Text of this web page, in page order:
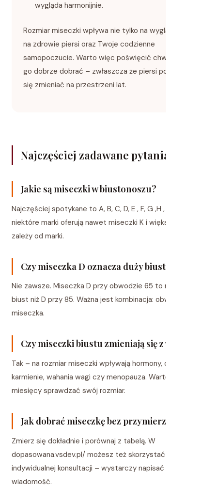
wygląda harmonijnie.
Rozmiar miseczki wpływa nie tylko na wygląd, ale i
na zdrowie piersi oraz Twoje codzienne
samopoczucie. Warto więc poświęcić chwilę, żeby
go dobrze dobrać – zwłaszcza że piersi potrafią
się zmieniać na przestrzeni lat.
Najczęściej zadawane pytania (FAQ)
Jakie są miseczki w biustonoszu?
Najczęściej spotykane to A, B, C, D, E , F, G ,H , I , J – ale
niektóre marki oferują nawet miseczki K i większe. Skala
zależy od marki.
Czy miseczka D oznacza duży biust?
Nie zawsze. Miseczka D przy obwodzie 65 to mniejszy
biust niż D przy 85. Ważna jest kombinacja: obwód +
miseczka.
Czy miseczki biustu zmieniają się z wiekiem?
Tak – na rozmiar miseczki wpływają hormony, ciąża,
karmienie, wahania wagi czy menopauza. Warto co 6
miesięcy sprawdzać swój rozmiar.
Jak dobrać miseczkę bez przymierzania?
Zmierz się dokładnie i porównaj z tabelą. W
dopasowana.vsdev.pl/ możesz też skorzystać z
indywidualnej konsultacji – wystarczy napisać
wiadomość.